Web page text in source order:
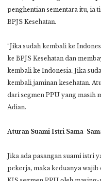
penghentian sementara itu, ia
BPJS Kesehatan.
“Jika sudah kembali ke
ke BPJS Kesehatan dan
kembali ke Indonesia. Jika
kembali jaminan kesehatan.
dari segmen PPU yang masih
Adian.
Aturan Suami Istri Sama-
Jika ada pasangan suami istri
pekerja, maka keduanya wajib